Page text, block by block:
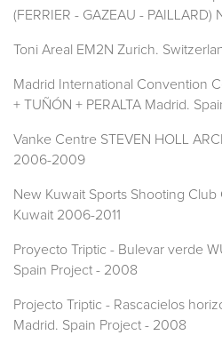
(FERRIER - GAZEAU -
Toni Areal EM2N Zurich.
Madrid International Convention
+ TUÑÓN + PERALTA Madrid.
Vanke Centre STEVEN HOLL
2006-2009
New Kuwait Sports Shooting Club
Kuwait 2006-2011
Proyecto Triptic - Bulevar verde
Spain Project - 2008
Projecto Triptic - Rascacielos
Madrid. Spain Project - 2008